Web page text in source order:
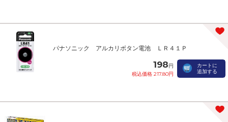
パナソニック アルカリボタン電池 ＬＲ４１Ｐ
198円
税込価格 217.80円
カートに
追加する